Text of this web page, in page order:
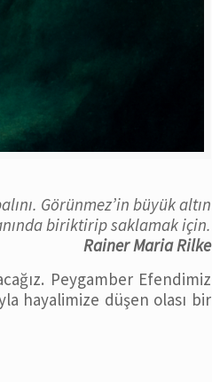
Görünmez’in büyük altın
biriktirip saklamak için.
Rainer Maria Rilke
Peygamber Efendimiz
hayalimize düşen olası bir